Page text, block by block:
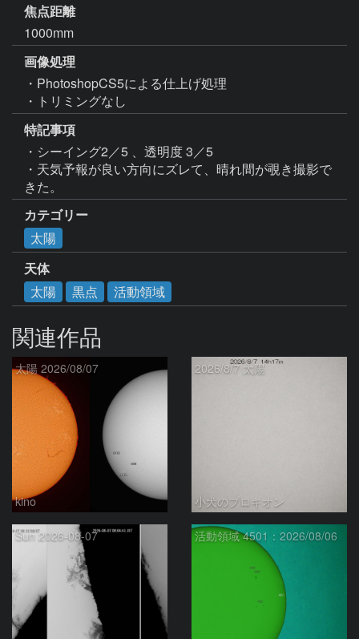
焦点距離
1000mm
画像処理
・PhotoshopCS5による仕上げ処理
・トリミングなし
特記事項
・シーイング2／5 、透明度 3／5
・天気予報が良い方向にズレて、晴れ間が覗き撮影で
きた。
カテゴリー
太陽
天体
太陽
黒点 活動領域
関連作品
太陽 2026/08/07
kino
2026/8/7 太陽
小犬のプロキオン
Sun 2026-08-07 活動領域 4501：2026/08/06